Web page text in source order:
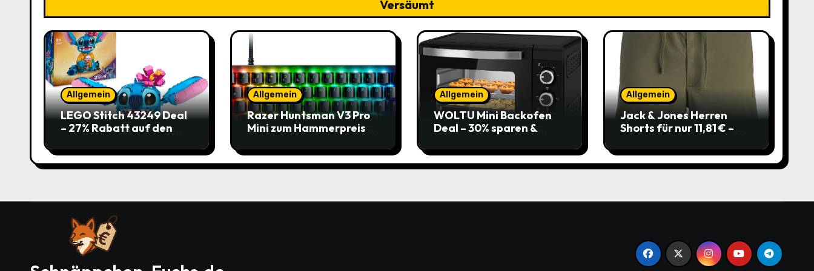
Versäumt
Allgemein
LEGO Stitch 43249 Deal
– 27% Rabatt auf den
Allgemein
Razer Huntsman V3 Pro
Mini zum Hammerpreis –
Allgemein
WOLTU Mini Backofen
Deal – 30% sparen &
Allgemein
Jack & Jones Herren
Shorts für nur 11,81 € –